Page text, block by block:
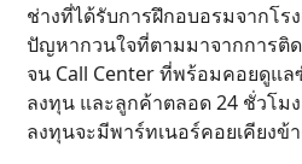
ช่างที่ได้รับการฝึกอบอรมจากโร
ปัญหากวนใจที่ตามมาจากการติ
จน Call Center ที่พร้อมคอยดูแ
ลงทุน และลูกค้าตลอด 24 ชั่วโม
ลงทุนจะมีพาร์ทเนอร์คอยเคียงข้